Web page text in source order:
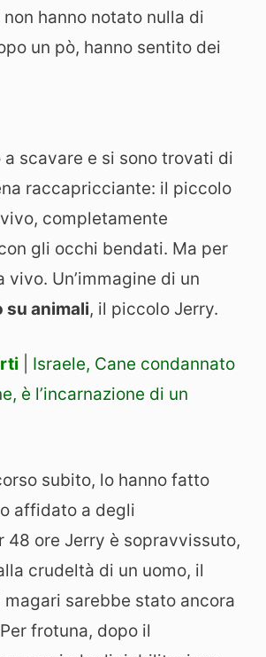
hanno notato nulla di
un pò, hanno sentito dei
a scavare e si sono trovati di
raccapricciante: il piccolo
completamente
gli occhi bendati. Ma per
vivo. Un’immagine di un
su animali, il piccolo Jerry.
Israele, Cane condannato
è l’incarnazione di un
subito, lo hanno fatto
affidato a degli
48 ore Jerry è sopravvissuto,
crudeltà di un uomo, il
magari sarebbe stato ancora
frotuna, dopo il